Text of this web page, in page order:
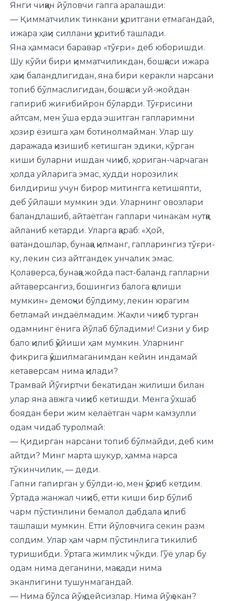
Янги чиққан йўловчи гапга аралашди:
— Қимматчилик тинкани қуритгани етмагандай,
ижара ҳақи силлани қуритиб ташлади.
Яна ҳаммаси баравар «тўғри» деб юборишди.
Шу кўйи бири қимматчиликдан, бошқаси ижара
ҳақи баландлигидан, яна бири керакли нарсани
топиб бўлмаслигидан, бошқаси уй-жойдан
гапириб жиғибийрон бўларди. Тўғрисини
айтсам, мен ўша ерда эшитган гапларимни
ҳозир ёзишга ҳам ботинолмайман. Улар шу
даражада қизишиб кетишган эдики, кўрган
киши буларни ишдан чиқиб, ҳориган-чарчаган
ҳолда уйларига эмас, худди норозилик
билдириш учун бирор митингга кетишяпти,
деб ўйлаши мумкин эди. Уларнинг овозлари
баландлашиб, айтаётган гаплари чинакам нутққа
айланиб кетарди. Уларга қараб: «Ҳой,
ватандошлар, бунақа қилманг, гапларингиз тўғри-
ку, лекин сиз айтгандек унчалик эмас.
Қолаверса, бунақа жойда паст-баланд гапларни
айтаверсангиз, бошингиз балога қолиши
мумкин» демоқчи бўлдиму, лекин юрагим
бетламай индаёлмадим. Жаҳли чиқиб турган
одамнинг ёнига йўлаб бўладими! Сизни у бир
бало қилиб қўйиши ҳам мумкин. Уларнинг
фикрига қўшилмаганимдан кейин индамай
кетаверсам нима қилади?
Трамвай Йўғиртчи бекатидан жилиши билан
улар яна авжга чиқиб кетишди. Менга ўхшаб
боядан бери жим келаётган чарм камзулли
одам чидаб туролмай:
— Қидирган нарсани топиб бўлмайди, деб ким
айтди? Минг марта шукур, ҳамма нарса
тўкинчилик, — деди.
Гапни гапирган у бўлди-ю, мен қўрқиб кетдим.
Ўртада жанжал чиқиб, етти киши бир бўлиб
чарм пўстинлини бемалол дабдала қилиб
ташлаши мумкин. Етти йўловчига секин разм
солдим. Улар ҳам чарм пўстинлига тикилиб
туришибди. Ўртага жимлик чўкди. Гўё улар бу
одам нима деганини, мақсади нима
эканлигини тушунмагандай.
— Нима бўлса йўқ дейсизлар. Нима йўқ экан?